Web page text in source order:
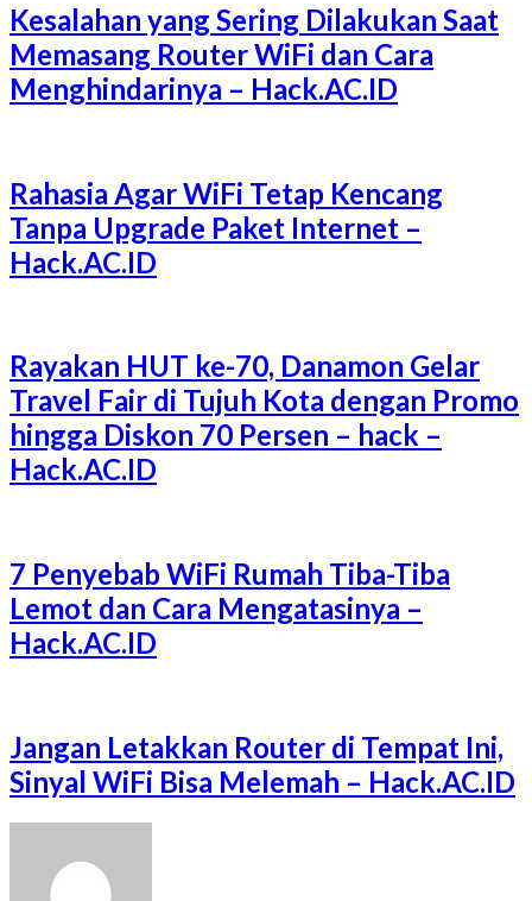
Kesalahan yang Sering Dilakukan Saat
Memasang Router WiFi dan Cara
Menghindarinya – Hack.AC.ID
Rahasia Agar WiFi Tetap Kencang
Tanpa Upgrade Paket Internet –
Hack.AC.ID
Rayakan HUT ke-70, Danamon Gelar
Travel Fair di Tujuh Kota dengan Promo
hingga Diskon 70 Persen – hack –
Hack.AC.ID
7 Penyebab WiFi Rumah Tiba-Tiba
Lemot dan Cara Mengatasinya –
Hack.AC.ID
Jangan Letakkan Router di Tempat Ini,
Sinyal WiFi Bisa Melemah – Hack.AC.ID